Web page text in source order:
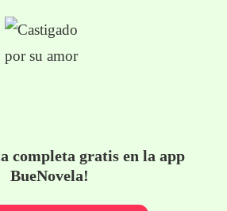
completa gratis en la app
BueNovela!